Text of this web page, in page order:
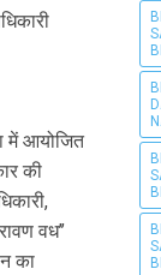
में आयोजित
की
वध’’
का